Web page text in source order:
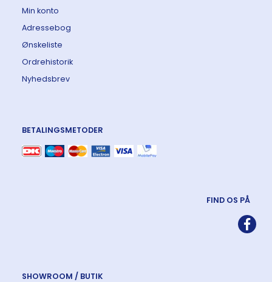
Min konto
Adressebog
Ønskeliste
Ordrehistorik
Nyhedsbrev
BETALINGSMETODER
FIND OS PÅ
SHOWROOM / BUTIK